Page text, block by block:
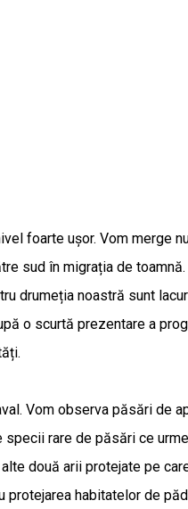
foarte ușor. Vom merge
sud în migrația de
drumeția noastră sunt
o scurtă prezentare a
Vom observa păsări
rare de păsări ce
două arii protejate pe
habitatelor de